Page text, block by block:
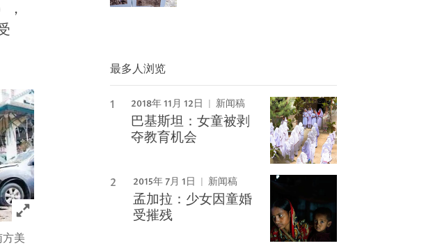
，
Click to expand Image
美
最多人浏览
2018年 11月 12日 新闻稿
巴基斯坦：女童被剥
夺教育机会
2015年 7月 1日 新闻稿
孟加拉：少女因童婚
受摧残